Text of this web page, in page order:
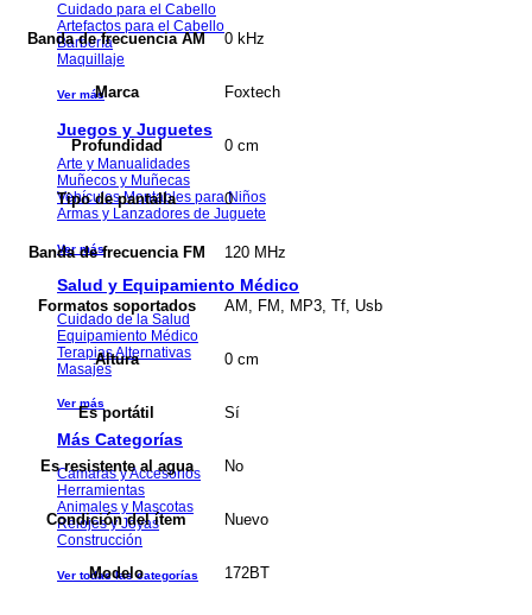
Cuidado para el Cabello
Artefactos para el Cabello
Barbería
Maquillaje
Ver más
Juegos y Juguetes
Arte y Manualidades
Muñecos y Muñecas
Vehículos Montables para Niños
Armas y Lanzadores de Juguete
Ver más
Salud y Equipamiento Médico
Cuidado de la Salud
Equipamiento Médico
Terapias Alternativas
Masajes
Ver más
Más Categorías
Cámaras y Accesorios
Herramientas
Animales y Mascotas
Relojes y Joyas
Construcción
Ver todas las categorías
Banda de frecuencia AM 0 kHz
Marca Foxtech
Profundidad 0 cm
Tipo de pantalla 0
Banda de frecuencia FM 120 MHz
Formatos soportados AM, FM, MP3, Tf, Usb
Altura 0 cm
Es portátil Sí
Es resistente al agua No
Condición del ítem Nuevo
Modelo 172BT